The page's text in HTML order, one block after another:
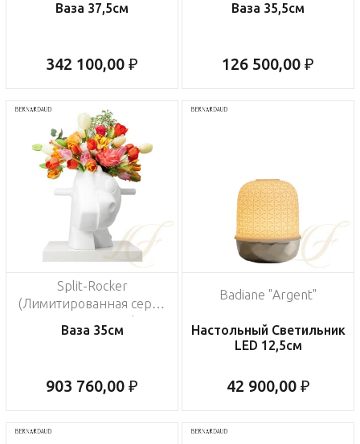
Ваза 37,5см
342 100,00 ₽
Ваза 35,5см
126 500,00 ₽
Split-Rocker
(Лимитированная серия
Ваза 35см
903 760,00 ₽
Badiane "Argent"
Настольный Светильник
LED 12,5см
42 900,00 ₽